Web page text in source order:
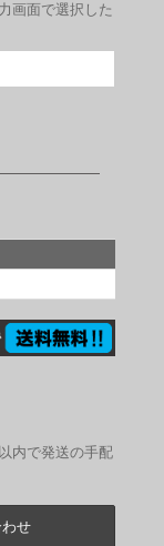
画面で選択した
内で発送の手配
せ